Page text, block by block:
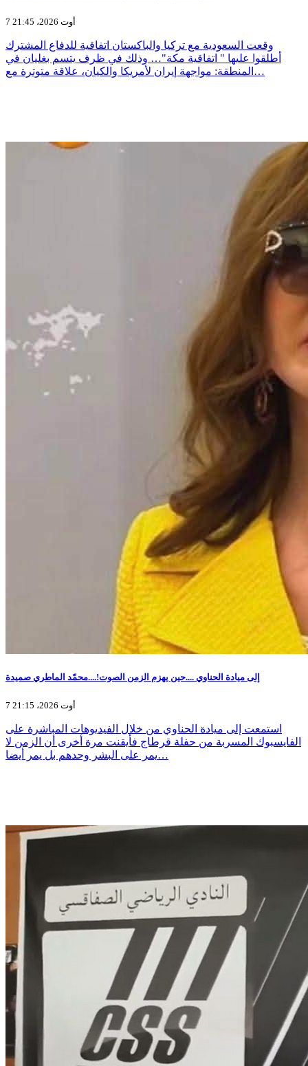
7 أوت 2026، 21:45
وقعت السعودية مع تركيا والباكستان اتفاقية للدفاع المشترك
أطلقوا عليها " اتفاقية مكة"… وذلك في ظرف يتسم بغليان في
المنطقة: مواجهة إيران لأمريكا والكيان، علاقة متوترة مع…
إلى ميادة الحناوي ....حين يهزم الزمن الصوت!....محمّد الماطري صميدة
7 أوت 2026، 21:15
استمعت إلى ميادة الحناوي من خلال الفيديوهات المباشرة على
الفايسبوك المسربة من حفلة قرطاج فأيقنت مرة أخرى أن الزمن لا
يمر على البشر وحدهم بل يمر أيضا…